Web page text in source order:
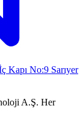
Kapı No:9 Sarıyer
A.Ş. Her